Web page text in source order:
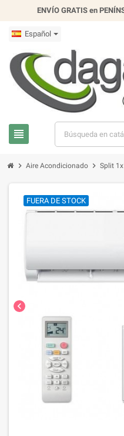
ENVÍO GRATIS en
Español
view_headline
chevron_right Aire Acondicionado chevron_right Split
chevron_left
FUERA DE STOCK